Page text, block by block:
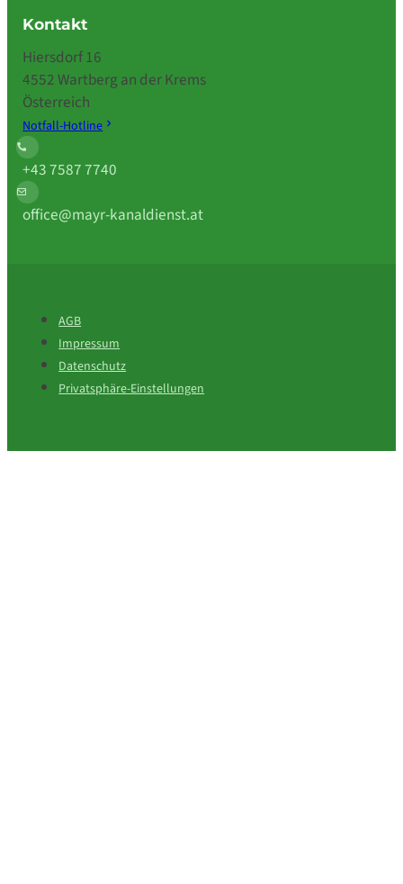
Kontakt
Hiersdorf 16
4552 Wartberg an der Krems
Österreich
Notfall-Hotline
+43 7587 7740
office@mayr-kanaldienst.at
AGB
Impressum
Datenschutz
Privatsphäre-Einstellungen